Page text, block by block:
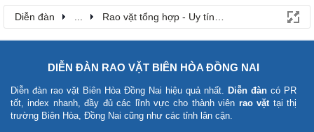
Diễn đàn Rao vặt tổng hợp - Uy tín - Miễn phí
DIỄN ĐÀN RAO VẶT BIÊN HÒA ĐỒNG NAI
Diễn đàn rao vặt Biên Hòa Đồng Nai hiệu quả nhất. Diễn đàn có PR
tốt, index nhanh, đầy đủ các lĩnh vực cho thành viên rao vặt tại thị
trường Biên Hòa, Đồng Nai cũng như các tỉnh lân cận.